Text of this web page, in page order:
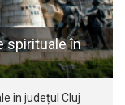
spirituale în
în județul Cluj